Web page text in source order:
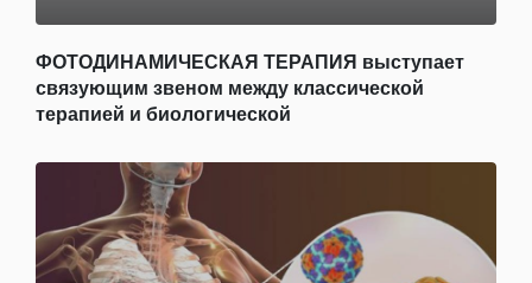
ФОТОДИНАМИЧЕСКАЯ ТЕРАПИЯ выступает
связующим звеном между классической
терапией и биологической